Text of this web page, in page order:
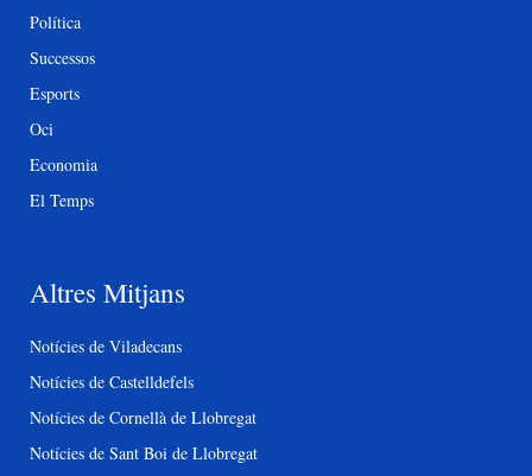
Política
Successos
Esports
Oci
Economia
El Temps
Altres Mitjans
Notícies de Viladecans
Notícies de Castelldefels
Notícies de Cornellà de Llobregat
Notícies de Sant Boi de Llobregat